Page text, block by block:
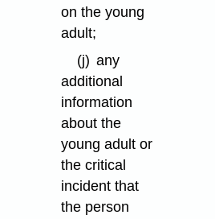
on the young
adult;
(j) any
additional
information
about the
young adult or
the critical
incident that
the person